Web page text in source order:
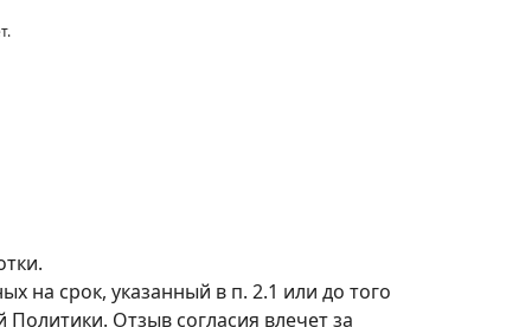
на срок, указанный в п. 2.1 или до того
Отзыв согласия влечет за